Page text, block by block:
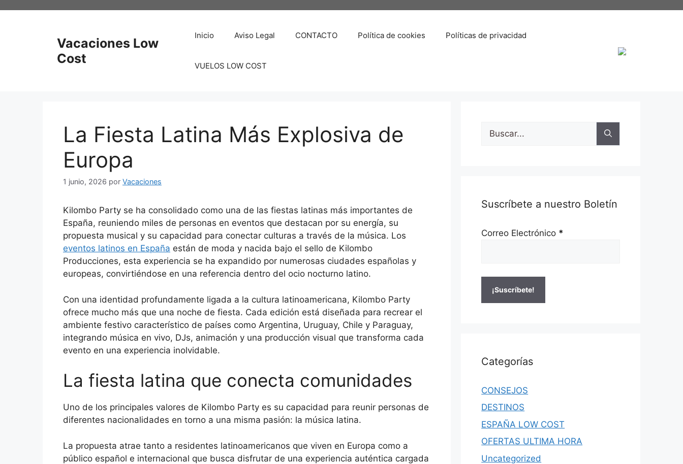
Vacaciones Low
Cost
Inicio Aviso Legal CONTACTO Política de cookies Políticas de privacidad
VUELOS LOW COST
La Fiesta Latina Más Explosiva de
Europa
1 junio, 2026 por Vacaciones
Kilombo Party se ha consolidado como una de las fiestas latinas más importantes de
España, reuniendo miles de personas en eventos que destacan por su energía, su
propuesta musical y su capacidad para conectar culturas a través de la música. Los
eventos latinos en España están de moda y nacida bajo el sello de Kilombo
Producciones, esta experiencia se ha expandido por numerosas ciudades españolas y
europeas, convirtiéndose en una referencia dentro del ocio nocturno latino.
Con una identidad profundamente ligada a la cultura latinoamericana, Kilombo Party
ofrece mucho más que una noche de fiesta. Cada edición está diseñada para recrear el
ambiente festivo característico de países como Argentina, Uruguay, Chile y Paraguay,
integrando música en vivo, DJs, animación y una producción visual que transforma cada
evento en una experiencia inolvidable.
La fiesta latina que conecta comunidades
Uno de los principales valores de Kilombo Party es su capacidad para reunir personas de
diferentes nacionalidades en torno a una misma pasión: la música latina.
La propuesta atrae tanto a residentes latinoamericanos que viven en Europa como a
público español e internacional que busca disfrutar de una experiencia auténtica cargada
Buscar:
Suscríbete a nuestro Boletín
Correo Electrónico *
Categorías
CONSEJOS
DESTINOS
ESPAÑA LOW COST
OFERTAS ULTIMA HORA
Uncategorized